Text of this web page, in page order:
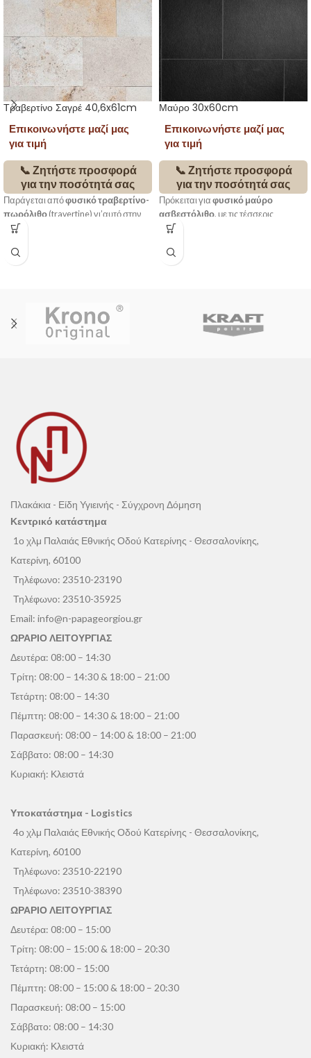
Τραβερτίνο Σαγρέ 40,6x61cm
Επικοινωνήστε μαζί μας
για τιμή
📞 Ζητήστε προσφορά
για την ποσότητά σας
Παράγεται απόφυσικό τραβερτίνο-
πωρόλιθο (travertine) γι’αυτό στην
επιφάνεια του παρουσιάζονται
μια ιδιαίτερη χροιά και μοναδικότητα
περιμετρικέςτου πλευρές είναι
κομμένες
με μηχάνημα και η
Μαύρο 30x60cm
Επικοινωνήστε μαζί μας
για τιμή
📞 Ζητήστε προσφορά
για την ποσότητά σας
Πρόκειται για φυσικό μαύρο
ασβεστόλιθο, με τις τέσσερις
περιμετρικές πλευρές κομμένες με
φυσική μορφή.
και για την καλύτερη προστασία του,
μετά την τοποθέτησή
Πλακάκια - Είδη Υγιεινής - Σύγχρονη Δόμηση
Κεντρικό κατάστημα
1ο χλμ Παλαιάς Εθνικής Οδού Κατερίνης - Θεσσαλονίκης,
Κατερίνη, 60100
Τηλέφωνο: 23510-23190
Τηλέφωνο: 23510-35925
Email: info@n-papageorgiou.gr
ΩΡΑΡΙΟ ΛΕΙΤΟΥΡΓΙΑΣ
Δευτέρα: 08:00 – 14:30
Τρίτη: 08:00 – 14:30 & 18:00 – 21:00
Τετάρτη: 08:00 – 14:30
Πέμπτη: 08:00 – 14:30 & 18:00 – 21:00
Παρασκευή: 08:00 – 14:00 & 18:00 – 21:00
Σάββατο: 08:00 – 14:30
Κυριακή: Κλειστά
Υποκατάστημα - Logistics
4ο χλμ Παλαιάς Εθνικής Οδού Κατερίνης - Θεσσαλονίκης,
Κατερίνη, 60100
Τηλέφωνο: 23510-22190
Τηλέφωνο: 23510-38390
ΩΡΑΡΙΟ ΛΕΙΤΟΥΡΓΙΑΣ
Δευτέρα: 08:00 – 15:00
Τρίτη: 08:00 – 15:00 & 18:00 – 20:30
Τετάρτη: 08:00 – 15:00
Πέμπτη: 08:00 – 15:00 & 18:00 – 20:30
Παρασκευή: 08:00 – 15:00
Σάββατο: 08:00 – 14:30
Κυριακή: Κλειστά